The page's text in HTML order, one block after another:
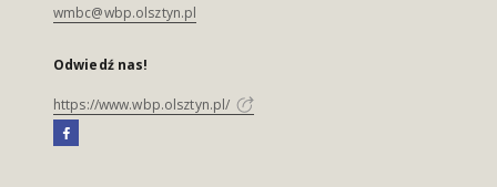
wmbc@wbp.olsztyn.pl
Odwiedź nas!
https://www.wbp.olsztyn.pl/